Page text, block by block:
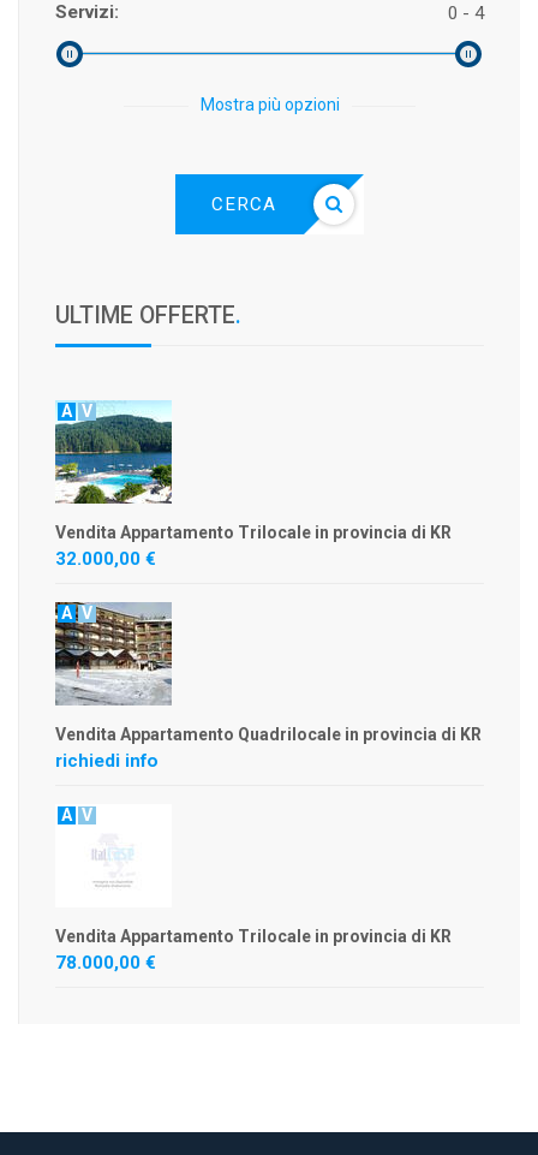
Servizi: 0 - 4
Mostra più opzioni
CERCA
ULTIME OFFERTE.
A V
Vendita Appartamento Trilocale in provincia di KR
32.000,00 €
A V
Vendita Appartamento Quadrilocale in provincia di KR
richiedi info
A V
Vendita Appartamento Trilocale in provincia di KR
78.000,00 €